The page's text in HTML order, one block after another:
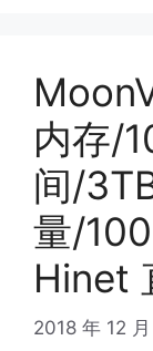
内存/
间/
量/
Hinet
2018 年 12